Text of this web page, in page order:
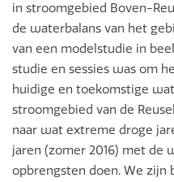
in stroomgebied Boven-
de waterbalans van het
van een modelstudie in
studie en sessies was om
huidige en toekomstige
stroomgebied van de
naar wat extreme droge
jaren (zomer 2016) met de
opbrengsten doen. We zijn